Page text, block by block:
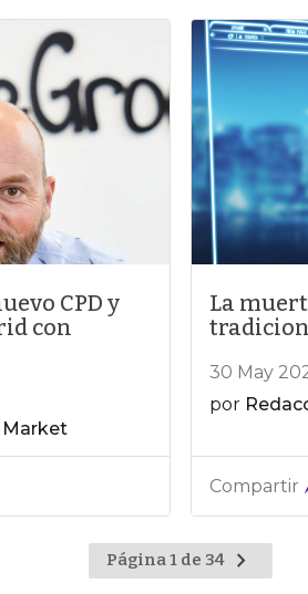
CPD y
con
Market
La
30 May
por
Compartir
Página 1 de 34
Ir
a